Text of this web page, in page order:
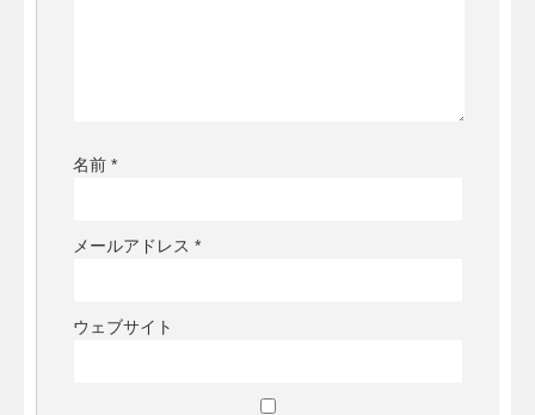
名前 *
メールアドレス *
ウェブサイト